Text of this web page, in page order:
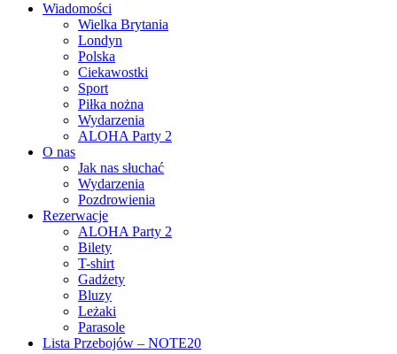
Wiadomości
Wielka Brytania
Londyn
Polska
Ciekawostki
Sport
Piłka nożna
Wydarzenia
ALOHA Party 2
O nas
Jak nas słuchać
Wydarzenia
Pozdrowienia
Rezerwacje
ALOHA Party 2
Bilety
T-shirt
Gadżety
Bluzy
Leżaki
Parasole
Lista Przebojów – NOTE20